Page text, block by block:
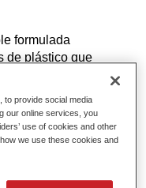
formulada
de plástico que
Tiene una
para la
como parte del
U-POL es una
empresa de Axalta
del proceso de
to provide social media
our online services, you
use of cookies and other
we use these cookies and